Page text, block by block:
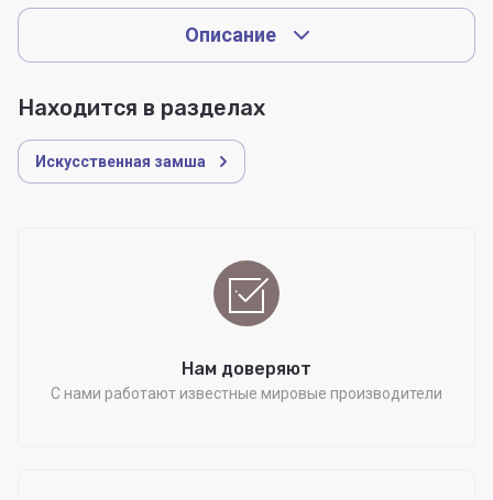
Описание
Находится в разделах
Искусственная замша
Нам доверяют
С нами работают известные мировые производители